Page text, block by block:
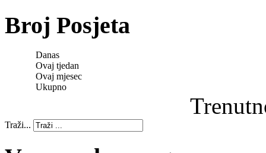
Broj Posjeta
Danas
Ovaj tjedan
Ovaj mjesec
Ukupno
Traži...